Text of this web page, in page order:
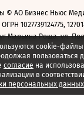
cookie-файлы
пользоваться
согласие на
в
персональных
© АО Бизнес Ньюс
ОГРН 1027739124775,
Марьина Роща, ул.